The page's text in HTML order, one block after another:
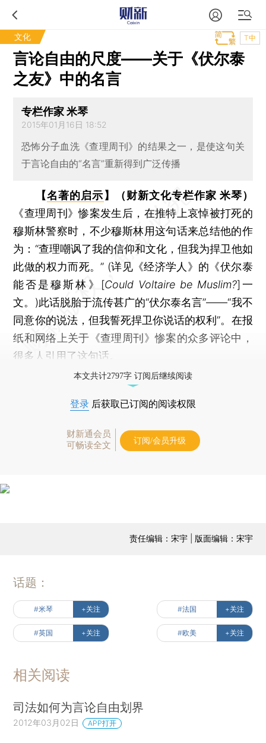
文化 T中
言论自由的尺度——关于《伏尔泰
之友》中的名言
专栏作家 米琴
2015年01月16日 18:52
恐怖分子血洗《查理周刊》的结果之一，是使这句关
于言论自由的“名言”重新得到广泛传播
【名著的启示 】（财新文化专栏作家 米琴）
《查理周刊》惨案发生后，在推特上哀悼被打死的
穆斯林警察时，不少穆斯林用这句话来总结他的作
为：“查理嘲讽了我的信仰和文化，但我为捍卫他如
此做的权力而死。” (详见《经济学人》的《伏尔泰
能否是穆斯林》[Could Voltaire be Muslim?]一
文。)此话脱胎于流传甚广的“伏尔泰名言”——“我不
同意你的说法，但我誓死捍卫你说话的权利”。在报
纸和网络上关于《查理周刊》惨案的众多评论中，
很多人引用了这句话。
本文共计2797字 订阅后继续阅读
登录 后获取已订阅的阅读权限
财新通会员
可畅读全文
订阅/会员升级
责任编辑：宋宇 | 版面编辑：宋宇
话题：
#米琴 +关注 #法国 +关注
#英国 +关注 #欧美 +关注
相关阅读
司法如何为言论自由划界
2012年03月02日 APP打开